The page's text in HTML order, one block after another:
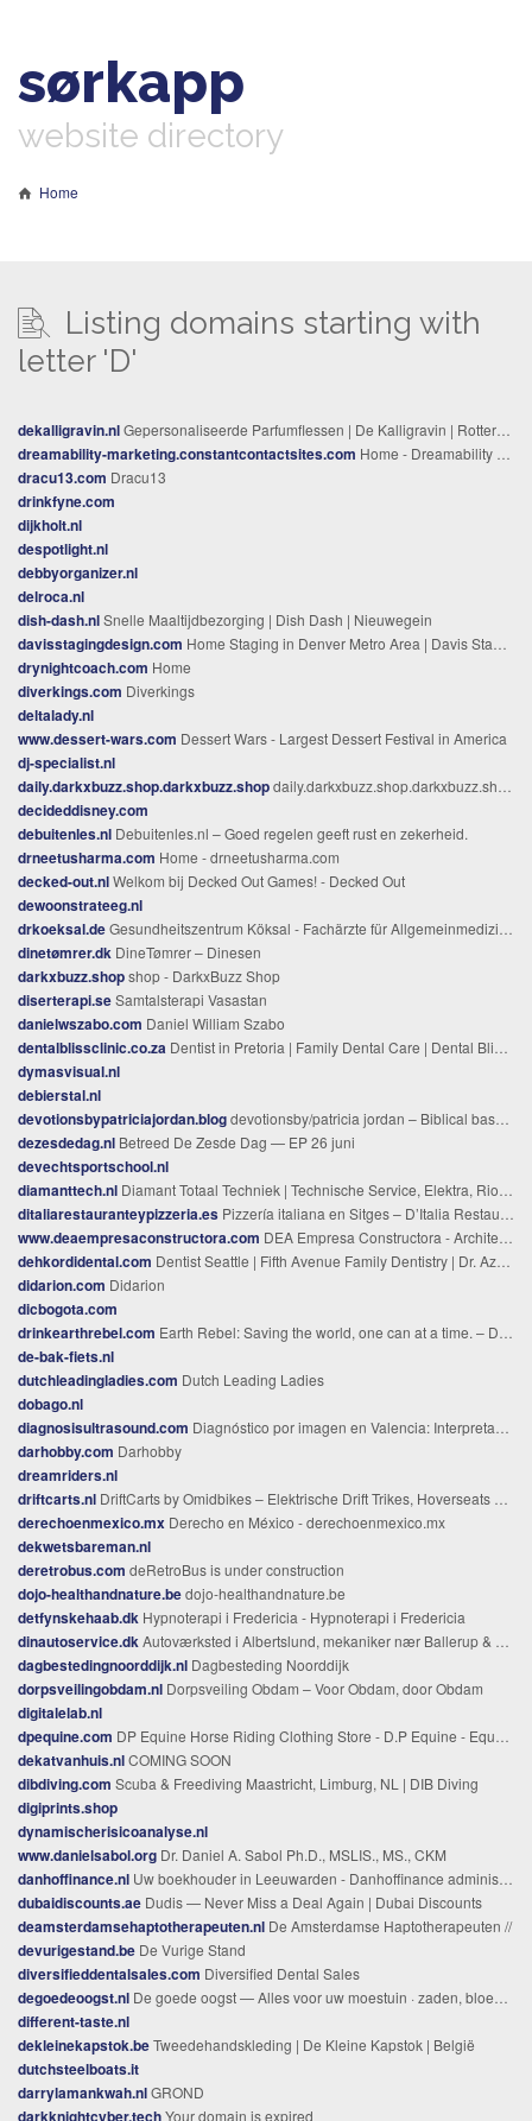
sørkapp
website directory
Home
Listing domains starting with
letter 'D'
dekalligravin.nlGepersonaliseerde Parfumflessen | De Kalligravin | Rotterdam
dreamability-marketing.constantcontactsites.com Home - Dreamability Marketing
dracu13.com Dracu13
drinkfyne.com
dijkholt.nl
despotlight.nl
debbyorganizer.nl
delroca.nl
dish-dash.nlSnelle Maaltijdbezorging | Dish Dash | Nieuwegein
davisstagingdesign.com Home Staging in Denver Metro Area | Davis Staging & Design
drynightcoach.com Home
diverkings.com Diverkings
deltalady.nl
www.dessert-wars.com Dessert Wars - Largest Dessert Festival in America
dj-specialist.nl
daily.darkxbuzz.shop.darkxbuzz.shopdaily.darkxbuzz.shop.darkxbuzz.shop is almost here!
decideddisney.com
debuitenles.nl Debuitenles.nl – Goed regelen geeft rust en zekerheid.
drneetusharma.com Home - drneetusharma.com
decked-out.nlWelkom bij Decked Out Games! - Decked Out
dewoonstrateeg.nl
drkoeksal.deGesundheitszentrum Köksal - Fachärzte für Allgemeinmedizin in Plankstadt
dinetømrer.dk DineTømrer – Dinesen
darkxbuzz.shopshop - DarkxBuzz Shop
diserterapi.seSamtalsterapi Vasastan
danielwszabo.com Daniel William Szabo
dentalblissclinic.co.za Dentist in Pretoria | Family Dental Care | Dental Bliss ?
dymasvisual.nl
debierstal.nl
devotionsbypatriciajordan.blogdevotionsby/patricia jordan – Biblical based devotions
dezesdedag.nl Betreed De Zesde Dag — EP 26 juni
devechtsportschool.nl
diamanttech.nl Diamant Totaal Techniek | Technische Service, Elektra, Riolering & Loodgieter Rijswijk
ditaliarestauranteypizzeria.es Pizzería italiana en Sitges – D’Italia Restaurante & Pizzería
www.deaempresaconstructora.com DEA Empresa Constructora - Architecture Design Structural Engineering Civil Engineering Project Management General Construction in Orange Walk - DEA Empresa Constructora
dehkordidental.com Dentist Seattle | Fifth Avenue Family Dentistry | Dr. Azar Dehkordi
didarion.com Didarion
dicbogota.com
drinkearthrebel.com Earth Rebel: Saving the world, one can at a time. – De Wereld Redden in Stijl. Bij Earth Rebel geloven we niet in compromissen. We bieden de puurste hydratatie zonder de plastic voetafdruk. Onze aluminium blikjes zijn oneindig recyclebaar en ontworpen voor de urban rebel die geeft om de planeet. Puur water. Geen plastic. Geen excuses.
de-bak-fiets.nl
dutchleadingladies.com Dutch Leading Ladies
dobago.nl
diagnosisultrasound.com Diagnóstico por imagen en Valencia: Interpretación precisa para tu salud
darhobby.com Darhobby
dreamriders.nl
driftcarts.nl DriftCarts by Omidbikes – Elektrische Drift Trikes, Hoverseats & Kindersteppen | Breda
derechoenmexico.mx Derecho en México - derechoenmexico.mx
dekwetsbareman.nl
deretrobus.com deRetroBus is under construction
dojo-healthandnature.bedojo-healthandnature.be
detfynskehaab.dk Hypnoterapi i Fredericia - Hypnoterapi i Fredericia
dinautoservice.dk Autoværksted i Albertslund, mekaniker nær Ballerup & Glostrup | Ring!
dagbestedingnoorddijk.nl Dagbesteding Noorddijk
dorpsveilingobdam.nl Dorpsveiling Obdam – Voor Obdam, door Obdam
digitalelab.nl
dpequine.com DP Equine Horse Riding Clothing Store - D.P Equine - Equestrian Clothing
dekatvanhuis.nlCOMING SOON
dibdiving.com Scuba & Freediving Maastricht, Limburg, NL | DIB Diving
digiprints.shop
dynamischerisicoanalyse.nl
www.danielsabol.org Dr. Daniel A. Sabol Ph.D., MSLIS., MS., CKM
danhoffinance.nl Uw boekhouder in Leeuwarden - Danhoffinance administratiekantoor
dubaidiscounts.ae Dudis — Never Miss a Deal Again | Dubai Discounts
deamsterdamsehaptotherapeuten.nl De Amsterdamse Haptotherapeuten //
devurigestand.be De Vurige Stand
diversifieddentalsales.com Diversified Dental Sales
degoedeoogst.nl De goede oogst — Alles voor uw moestuin · zaden, bloembollen & tuinartikelen
different-taste.nl
dekleinekapstok.beTweedehandskleding | De Kleine Kapstok | België
dutchsteelboats.it
darrylamankwah.nlGROND
darkknightcyber.techYour domain is expired